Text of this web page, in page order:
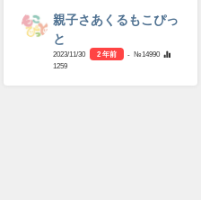
親子さあくるもこぴっ
と
2023/11/30 2 年前
- №14990
1259